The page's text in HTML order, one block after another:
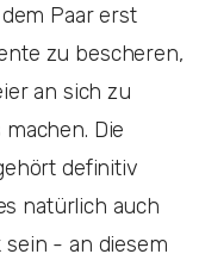
Paar erst
zu bescheren,
an sich zu
Die
definitiv
natürlich auch
- an diesem